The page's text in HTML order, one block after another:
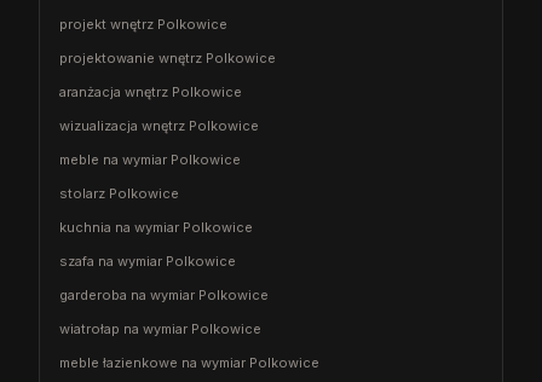
projekt wnętrz Polkowice
projektowanie wnętrz Polkowice
aranżacja wnętrz Polkowice
wizualizacja wnętrz Polkowice
meble na wymiar Polkowice
stolarz Polkowice
kuchnia na wymiar Polkowice
szafa na wymiar Polkowice
garderoba na wymiar Polkowice
wiatrołap na wymiar Polkowice
meble łazienkowe na wymiar Polkowice